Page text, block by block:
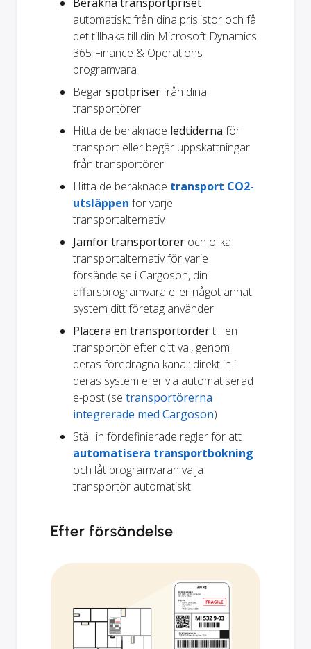
automatiskt från dina prislistor och få
det tillbaka till din Microsoft Dynamics
365 Finance & Operations
programvara
Begärspotpriserfrån dina
transportörer
Hitta de beräknade ledtiderna för
transport eller begär uppskattningar
från transportörer
Hitta de beräknade transport CO2-
utsläppen för varje
transportalternativ
Jämför transportörer och olika
transportalternativ för varje
försändelse i Cargoson, din
affärsprogramvara eller något annat
system ditt företag använder
Placera en transportordertill en
transportör efter ditt val, genom
deras föredragna kanal: direkt in i
deras system eller via automatiserad
e-post (se transportörerna
integrerade med Cargoson)
Ställ in fördefinierade regler för att
automatisera transportbokning
och låt programvaran välja
transportör automatiskt
Efter försändelse